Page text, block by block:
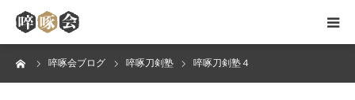
啐啄会ブログ 啐啄刀剣塾 啐啄刀剣塾４
HOME